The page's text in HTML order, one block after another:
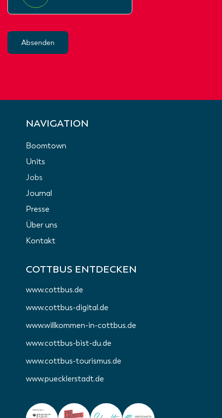
Absenden
NAVIGATION
Boomtown
Units
Jobs
Journal
Presse
Über uns
Kontakt
COTTBUS ENTDECKEN
www.cottbus.de
www.cottbus-digital.de
www.willkommen-in-cottbus.de
www.cottbus-bist-du.de
www.cottbus-tourismus.de
www.puecklerstadt.de